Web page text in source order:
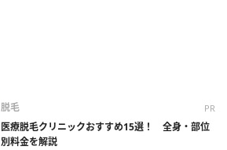
脱毛 PR
医療脱毛クリニックおすすめ15選！ 全身・部位
別料金を解説